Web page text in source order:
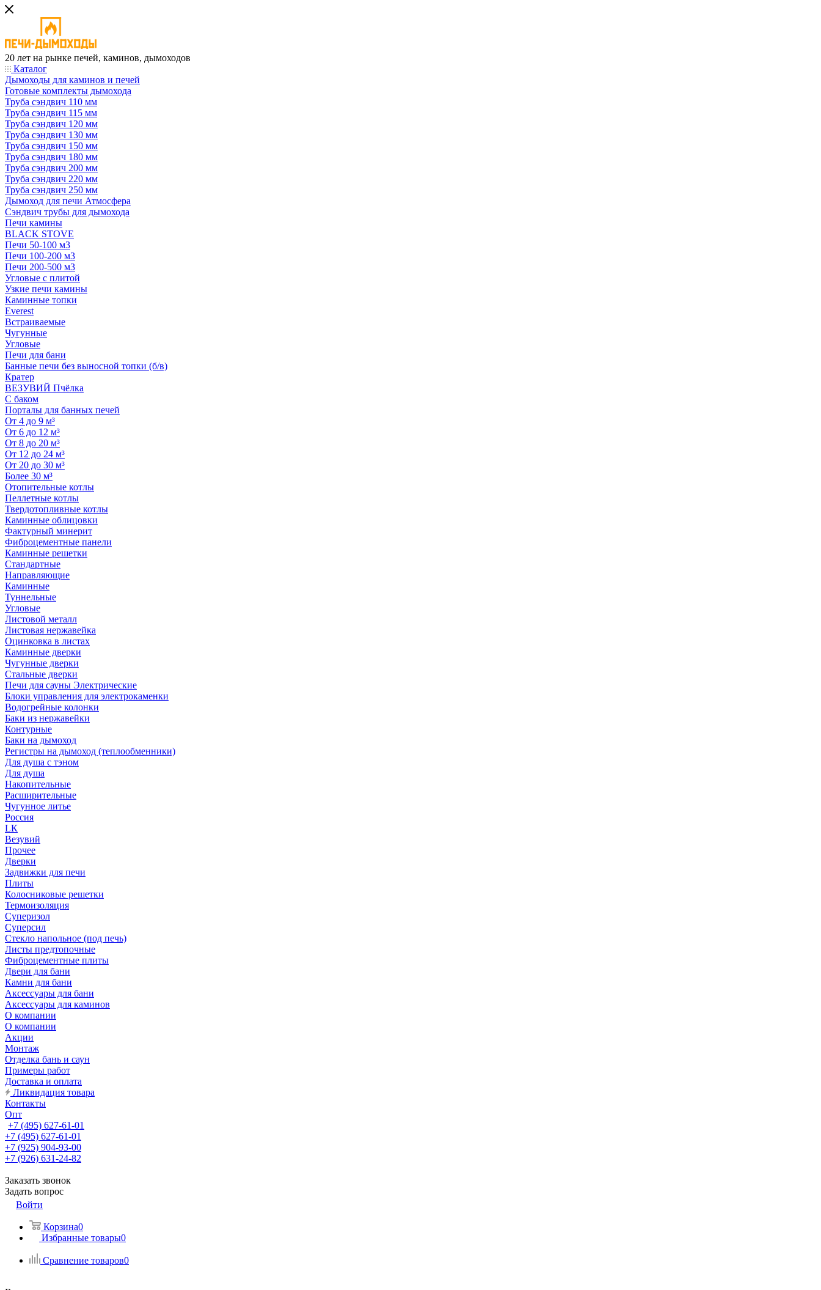
20 лет на рынке печей, каминов, дымоходов
Каталог
Дымоходы для каминов и печей
Готовые комплекты дымохода
Труба сэндвич 110 мм
Труба сэндвич 115 мм
Труба сэндвич 120 мм
Труба сэндвич 130 мм
Труба сэндвич 150 мм
Труба сэндвич 180 мм
Труба сэндвич 200 мм
Труба сэндвич 220 мм
Труба сэндвич 250 мм
Дымоход для печи Атмосфера
Сэндвич трубы для дымохода
Печи камины
BLACK STOVE
Печи 50-100 м3
Печи 100-200 м3
Печи 200-500 м3
Угловые с плитой
Узкие печи камины
Каминные топки
Everest
Встраиваемые
Чугунные
Угловые
Печи для бани
Банные печи без выносной топки (б/в)
Кратер
ВЕЗУВИЙ Пчёлка
С баком
Порталы для банных печей
От 4 до 9 м³
От 6 до 12 м³
От 8 до 20 м³
От 12 до 24 м³
От 20 до 30 м³
Более 30 м³
Отопительные котлы
Пеллетные котлы
Твердотопливные котлы
Каминные облицовки
Фактурный минерит
Фиброцементные панели
Каминные решетки
Стандартные
Направляющие
Каминные
Туннельные
Угловые
Листовой металл
Листовая нержавейка
Оцинковка в листах
Каминные дверки
Чугунные дверки
Стальные дверки
Печи для сауны Электрические
Блоки управления для электрокаменки
Водогрейные колонки
Баки из нержавейки
Контурные
Баки на дымоход
Регистры на дымоход (теплообменники)
Для душа с тэном
Для душа
Накопительные
Расширительные
Чугунное литье
Россия
LК
Везувий
Прочее
Дверки
Задвижки для печи
Плиты
Колосниковые решетки
Термоизоляция
Суперизол
Суперсил
Стекло напольное (под печь)
Листы предтопочные
Фиброцементные плиты
Двери для бани
Камни для бани
Аксессуары для бани
Аксессуары для каминов
О компании
О компании
Акции
Монтаж
Отделка бань и саун
Примеры работ
Доставка и оплата
Ликвидация товара
Контакты
Опт
+7 (495) 627-61-01
+7 (495) 627-61-01
+7 (925) 904-93-00
+7 (926) 631-24-82
Заказать звонок
Задать вопрос
Войти
Корзина0
Избранные товары0
Сравнение товаров0